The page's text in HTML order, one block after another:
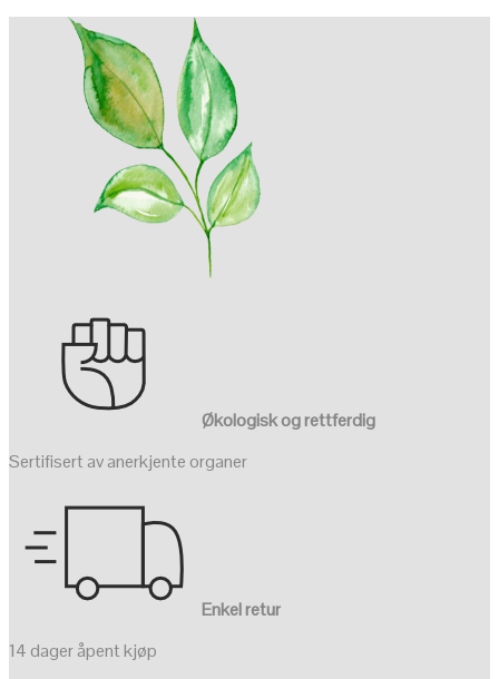
Økologisk og rettferdig
Sertifisert av anerkjente organer
Enkel retur
14 dager åpent kjøp